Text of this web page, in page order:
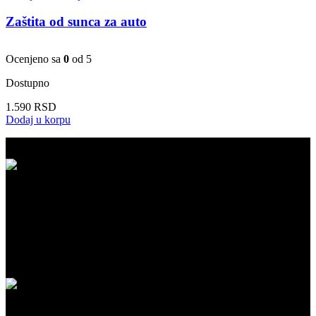
Zaštita od sunca za auto
Ocenjeno sa 0 od 5
Dostupno
1.590 RSD
Dodaj u korpu